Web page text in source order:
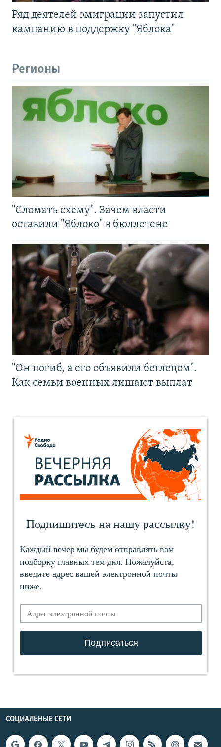
Ряд деятелей эмиграции запустил
кампанию в поддержку "Яблока"
Регионы
"Сломать схему". Зачем власти
оставили "Яблоко" в бюллетене
"Он погиб, а его объявили беглецом".
Как семьи военных лишают выплат
СОЦИАЛЬНЫЕ СЕТИ